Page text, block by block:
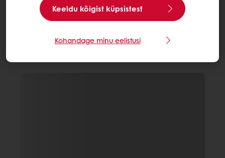
Keeldu kõigist küpsistest
Kohandage minu eelistusi